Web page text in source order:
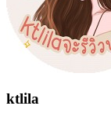
ktlila